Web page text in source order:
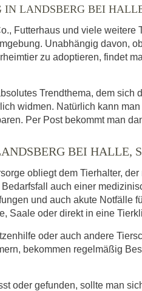
der Daten akzeptiere ich
IN LANDSBERG BEI
Futterhaus und viele
Unabhängig davon,
zu adoptieren, findet
Trendthema, dem
widmen. Natürlich kann
Per Post bekommt man
BEI HALLE,
obliegt dem Tierhalter,
auch einer
und auch akute Notfälle
Saale oder direkt in eine
oder auch andere
bekommen regelmäßig
oder gefunden, sollte man